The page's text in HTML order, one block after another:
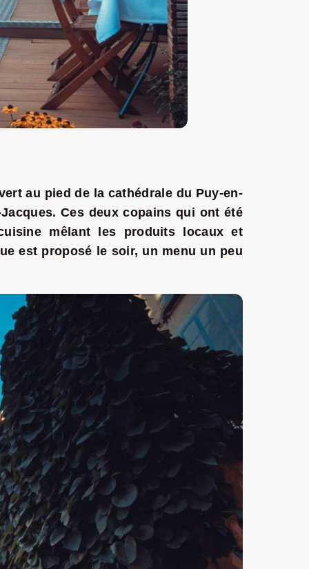
au pied de la cathédrale du Puy-en-
Ces deux copains qui ont été
mêlant les produits locaux et
est proposé le soir, un menu un peu